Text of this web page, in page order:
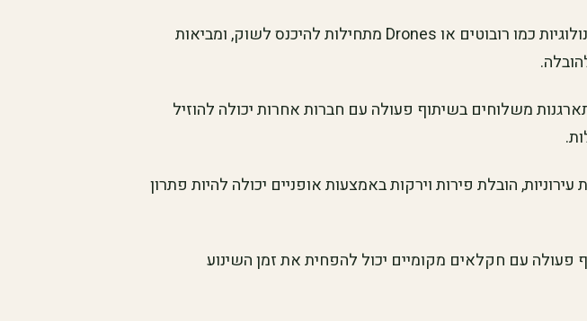
שירותים אוטומטיים: טכנולוגיות כמו רובוטים או Drones מתחילות להיכנס לשוק, ומביאות
משלוחים בשיתוף פעולה עם חברות אחרות יכולה להוזיל
עירוניות, הובלת פירות וירקות באמצעות אופניים יכולה להיות פתרון
פעולה עם חקלאים מקומיים יכול להפחית את זמן השינוע